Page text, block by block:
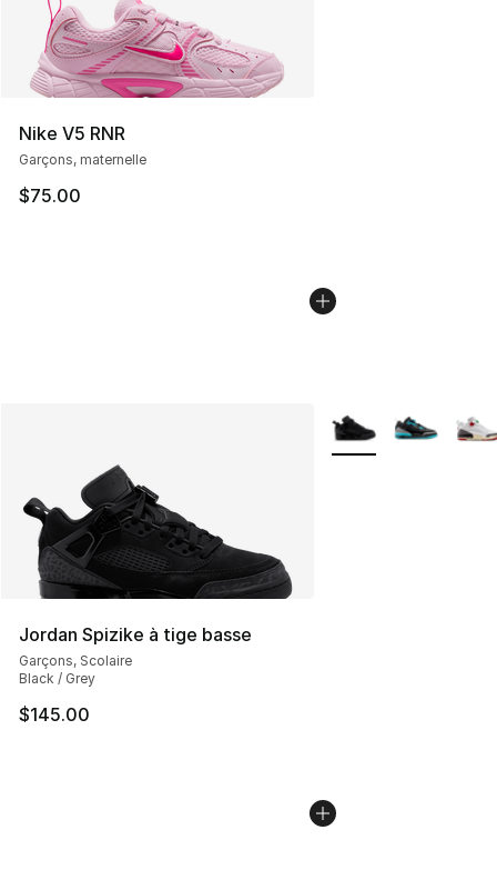
Nike V5 RNR
Garçons, maternelle
$75.00
Jordan Spizike à tige basse
Garçons, Scolaire
Black / Grey
$145.00
Plus de couleurs